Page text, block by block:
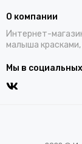
О компании
Интернет-
малыша красками,
Мы в